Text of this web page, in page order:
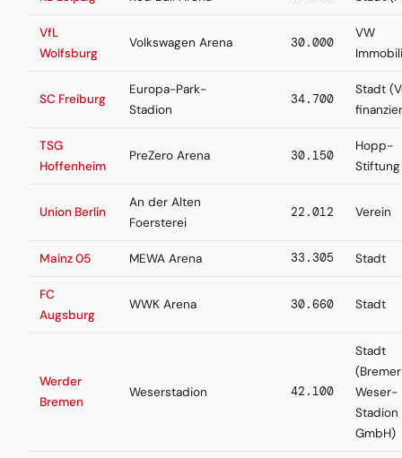
VfL
Wolfsburg
Volkswagen Arena 30.000
VW
SC Freiburg
Europa-Park-
Stadion
34.700
Stadt
TSG
Hoffenheim
PreZero Arena 30.150
Hopp-
Stiftung
Union Berlin
An der Alten
Foersterei
22.012 Verein
Mainz 05 MEWA Arena 33.305 Stadt
FC
Augsburg
WWK Arena 30.660 Stadt
Werder
Bremen
Weserstadion 42.100
Stadt
(Bremer
Weser-
Stadion
GmbH)